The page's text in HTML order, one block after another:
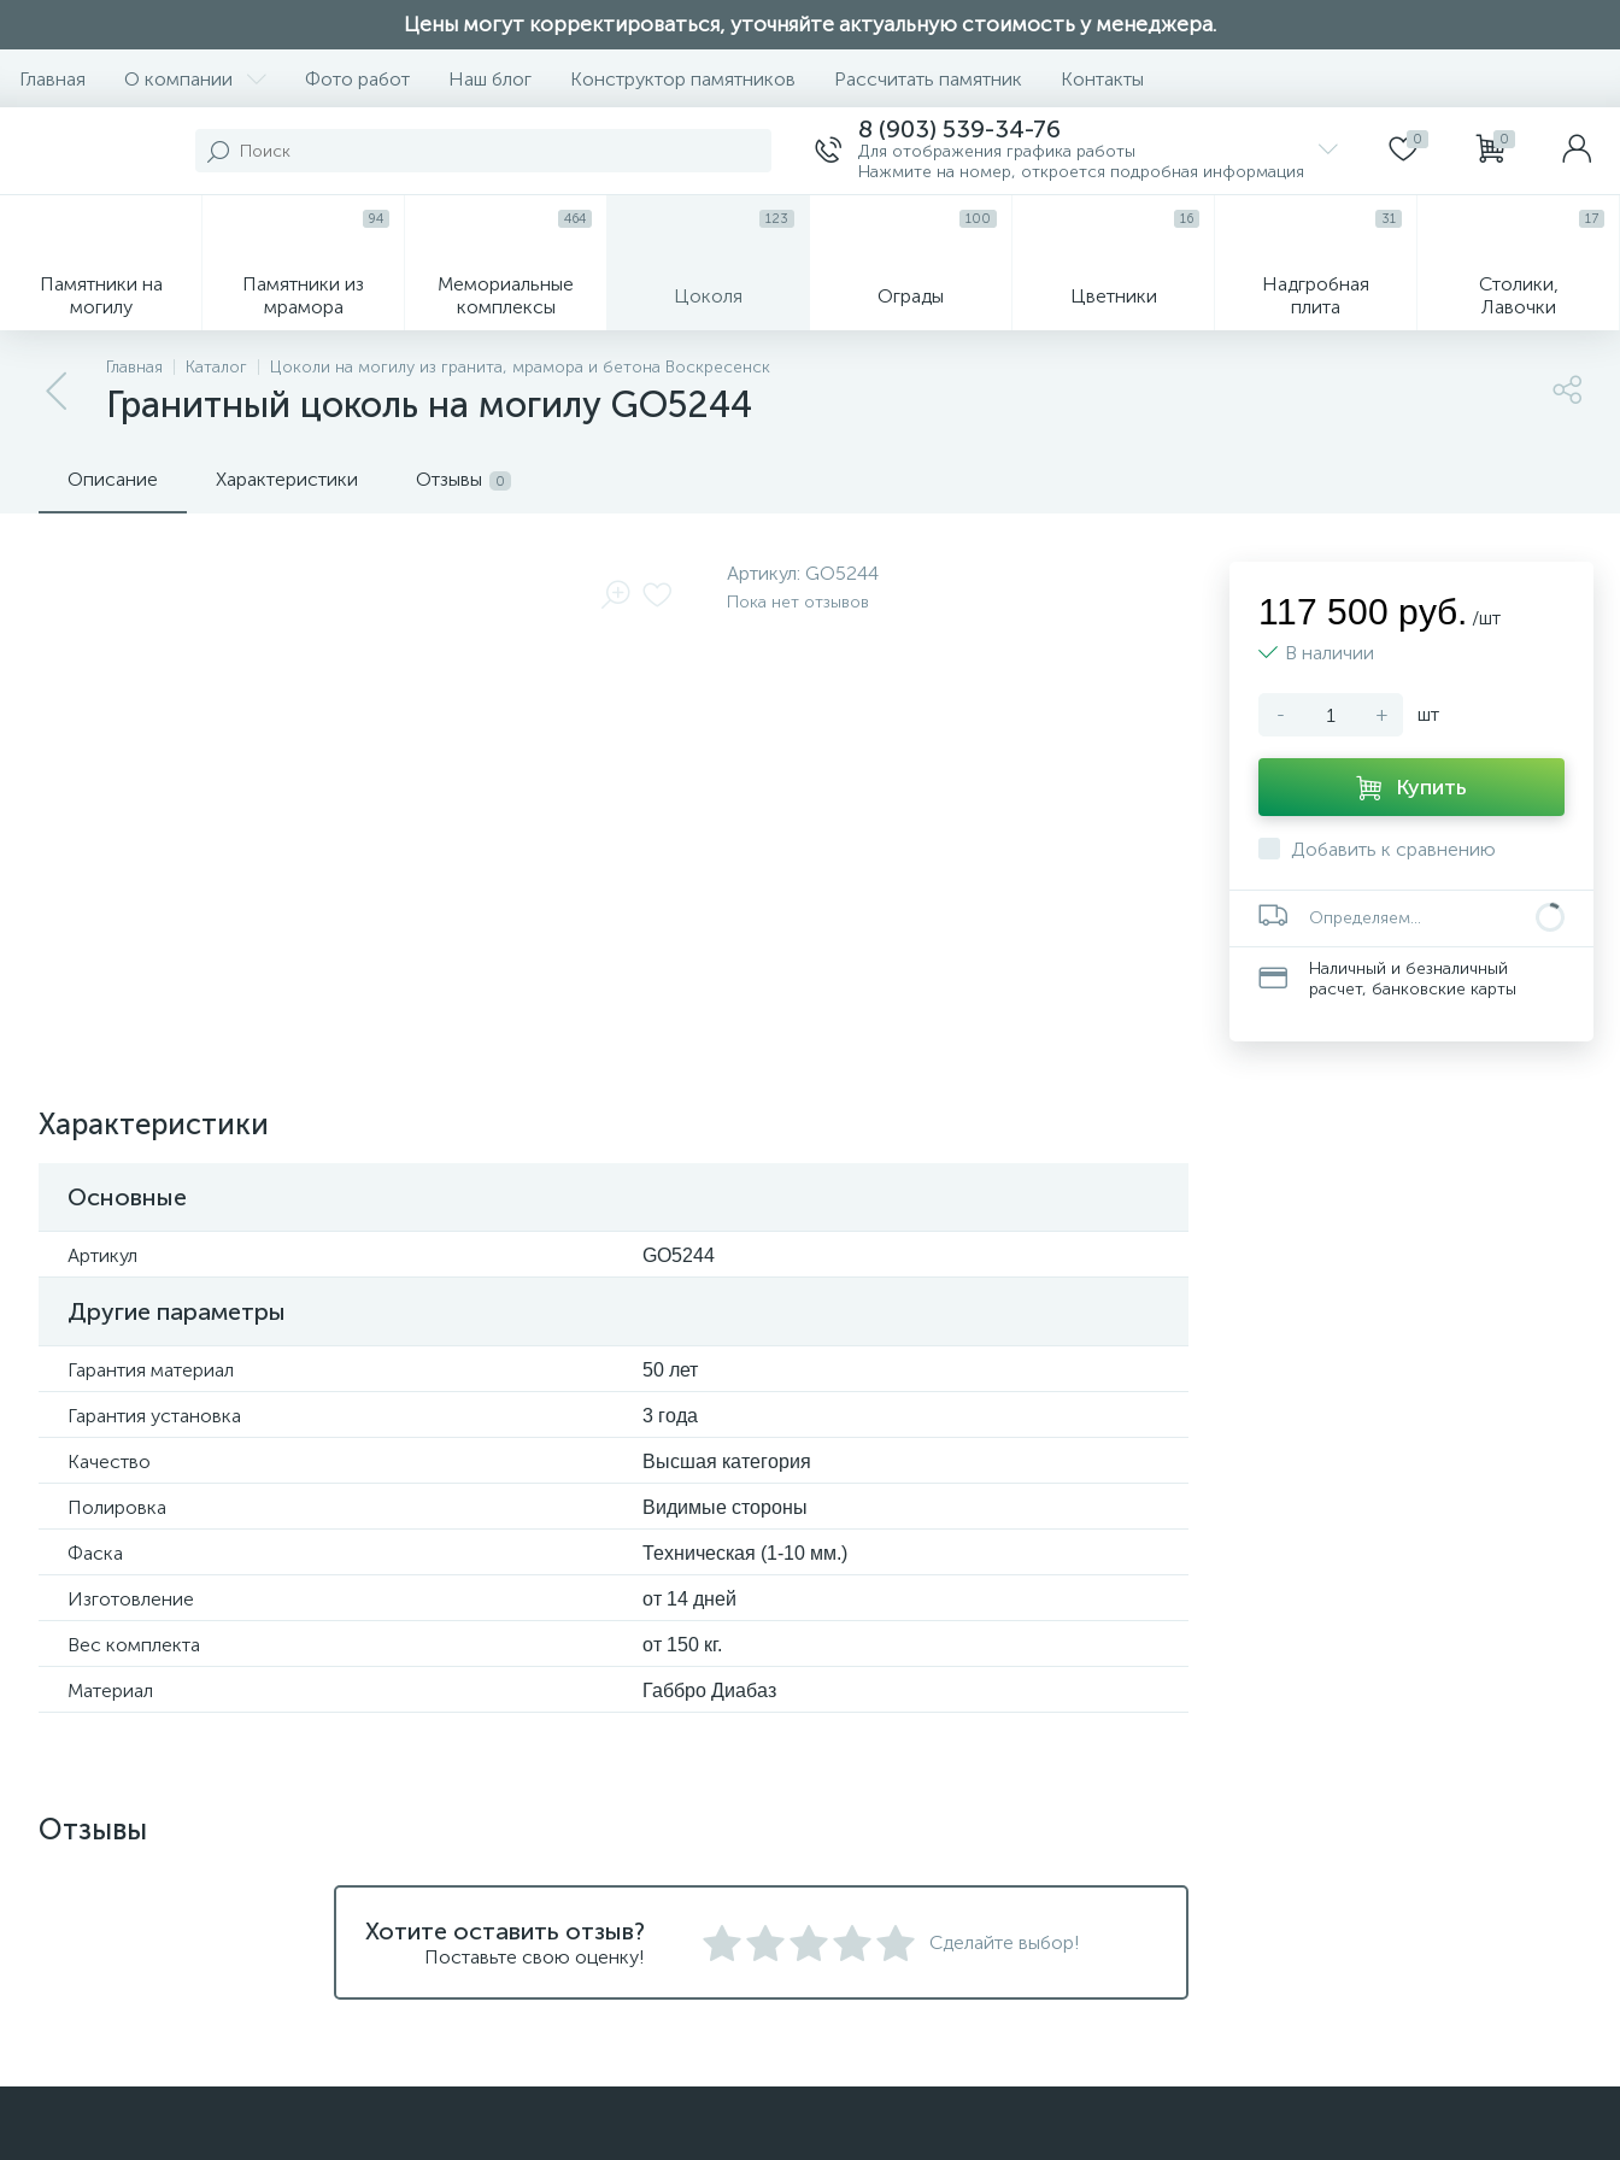
Цены могут корректироваться, уточняйте актуальную стоимость у менеджера.
Главная О компании Фото работ Наш блог Конструктор памятников Рассчитать памятник Контакты
8 (903) 539-34-76
Для отображения графика работы
Нажмите на номер, откроется подробная информация
0 0
Памятники на
могилу
Памятники из
мрамора
94
Мемориальные
комплексы
464
Цоколя
123
Ограды
100
Цветники
16
Надгробная
плита
31
Столики,
Лавочки
17
Могильные кресты
Главная Каталог Цоколи на могилу из гранита, мрамора и бетона Воскресенск
Гранитный цоколь на могилу GO5244
Описание Характеристики Отзывы 0
Артикул: GO5244
Пока нет отзывов
Характеристики
Основные
Артикул GO5244
Другие параметры
Гарантия материал 50 лет
Гарантия установка 3 года
Качество Высшая категория
Полировка Видимые стороны
Фаска Техническая (1-10 мм.)
Изготовление от 14 дней
Вес комплекта от 150 кг.
Материал Габбро Диабаз
117 500 руб. /шт
В наличии
- + шт
Купить
Добавить к сравнению
Определяем...
Наличный и безналичный
расчет, банковские карты
Отзывы
Хотите оставить отзыв?
Поставьте свою оценку!
Сделайте выбор!